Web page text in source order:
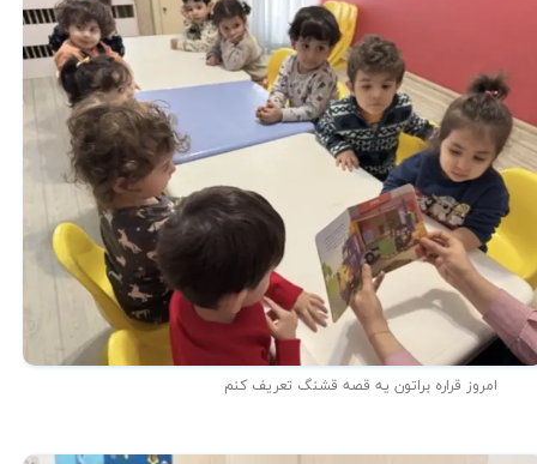
امروز قراره براتون یه قصه قشنگ تعریف کنم